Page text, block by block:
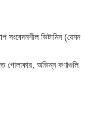
ভিটামিন (যেমন
গোলাকার, অভিন্ন কণাগুলি